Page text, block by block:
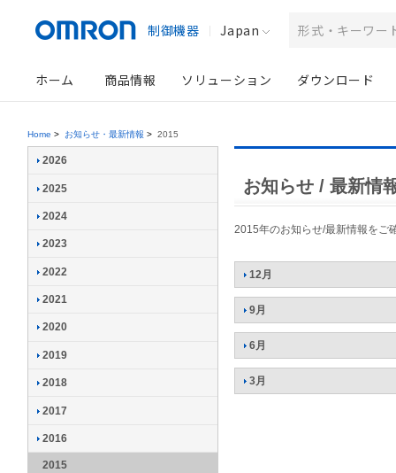
制御機器 Japan
ホーム 商品情報 ソリューション ダウンロード
Home > お知らせ・最新情報 > 2015
お知らせ / 最新情
2015年のお知らせ/最新情報をご
12月
9月
6月
3月
2026
2025
2024
2023
2022
2021
2020
2019
2018
2017
2016
2015